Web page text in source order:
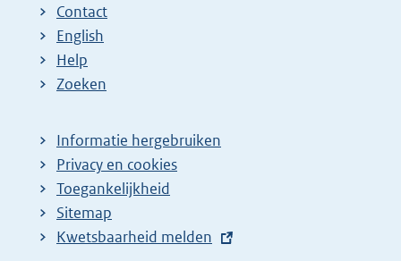
Contact
English
Help
Zoeken
Informatie hergebruiken
Privacy en cookies
Toegankelijkheid
Sitemap
E
Kwetsbaarheid melden